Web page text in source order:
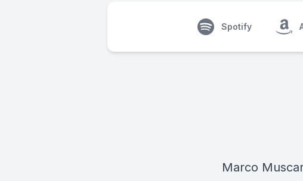
Spotify
Marco